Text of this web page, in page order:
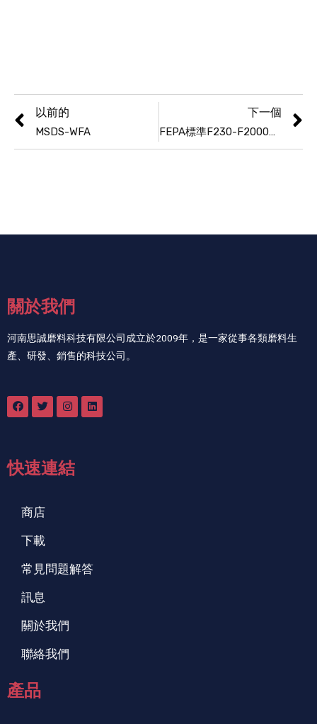
以前的
MSDS-WFA
下一個
FEPA標準F230-F2000磨料氧化鋁、碳化矽
關於我們
河南思誠磨料科技有限公司成立於2009年，是一家從事各類磨料生
產、研發、銷售的科技公司。
快速連結
商店
下載
常見問題解答
訊息
關於我們
聯絡我們
產品